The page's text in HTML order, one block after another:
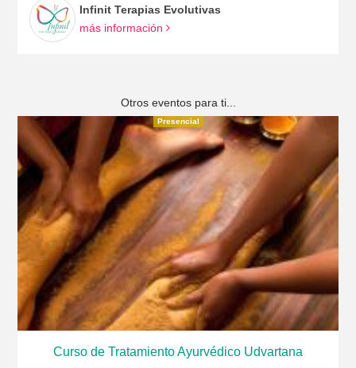
Infinit Terapias Evolutivas
más información
Otros eventos para ti...
Curso de Tratamiento Ayurvédico Udvartana
Presencial